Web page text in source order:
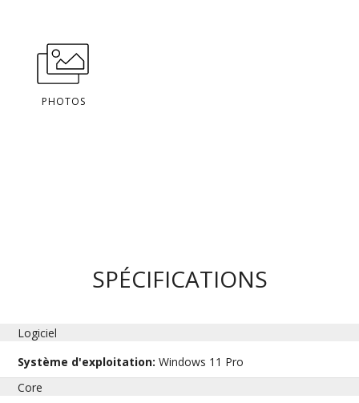
PHOTOS
SPÉCIFICATIONS
Logiciel
Système d'exploitation:Windows 11 Pro
Core